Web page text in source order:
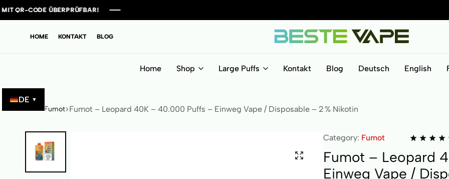
DE ▼
HOME KONTAKT BLOG
Home Shop Large Puffs Kontakt Blog Deutsch English
Start Fumot Fumot – Leopard 40K – 40.000 Puffs – Einweg Vape / Disposable – 2 % Nikotin
Category: Fumot
Fumot – Leopard
Einweg Vape /